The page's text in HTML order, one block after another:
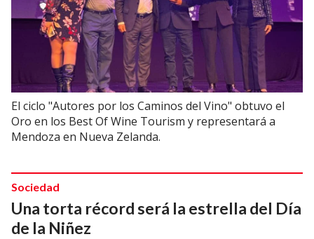
El ciclo "Autores por los Caminos del Vino" obtuvo el
Oro en los Best Of Wine Tourism y representará a
Mendoza en Nueva Zelanda.
Una torta récord será la estrella del Día
de la Niñez
Sociedad